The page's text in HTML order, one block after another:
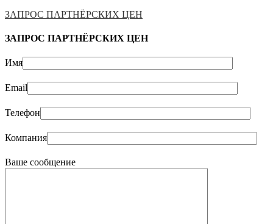
ЗАПРОС ПАРТНЁРСКИХ ЦЕН
ЗАПРОС ПАРТНЁРСКИХ ЦЕН
Имя
Email
Телефон
Компания
Ваше сообщение